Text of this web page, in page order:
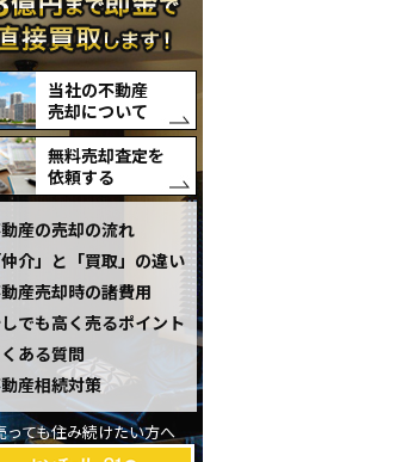
当社の不動産
売却について
無料売却査定を
依頼する
産の売却の流れ
仲介」と「買取」の違い
産売却時の諸費用
でも高く売るポイント
ある質問
産相続対策
っても住み続けたい方へ